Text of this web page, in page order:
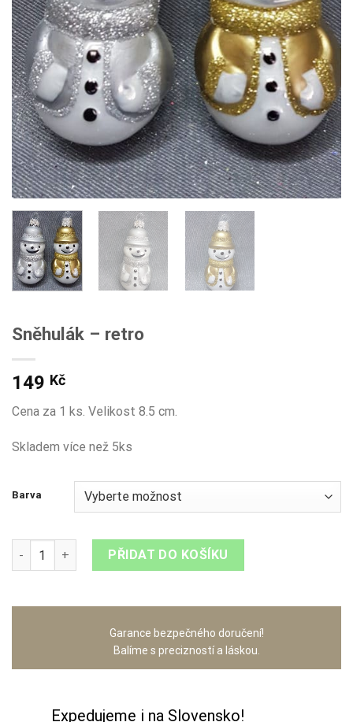
Sněhulák – retro
149 Kč
Cena za 1 ks. Velikost 8.5 cm.
Skladem více než 5ks
Barva
Sněhulák - retro množstvíPŘIDAT DO KOŠÍKU
Garance bezpečného doručení!
Balíme s precizností a láskou.
Expedujeme i na Slovensko!